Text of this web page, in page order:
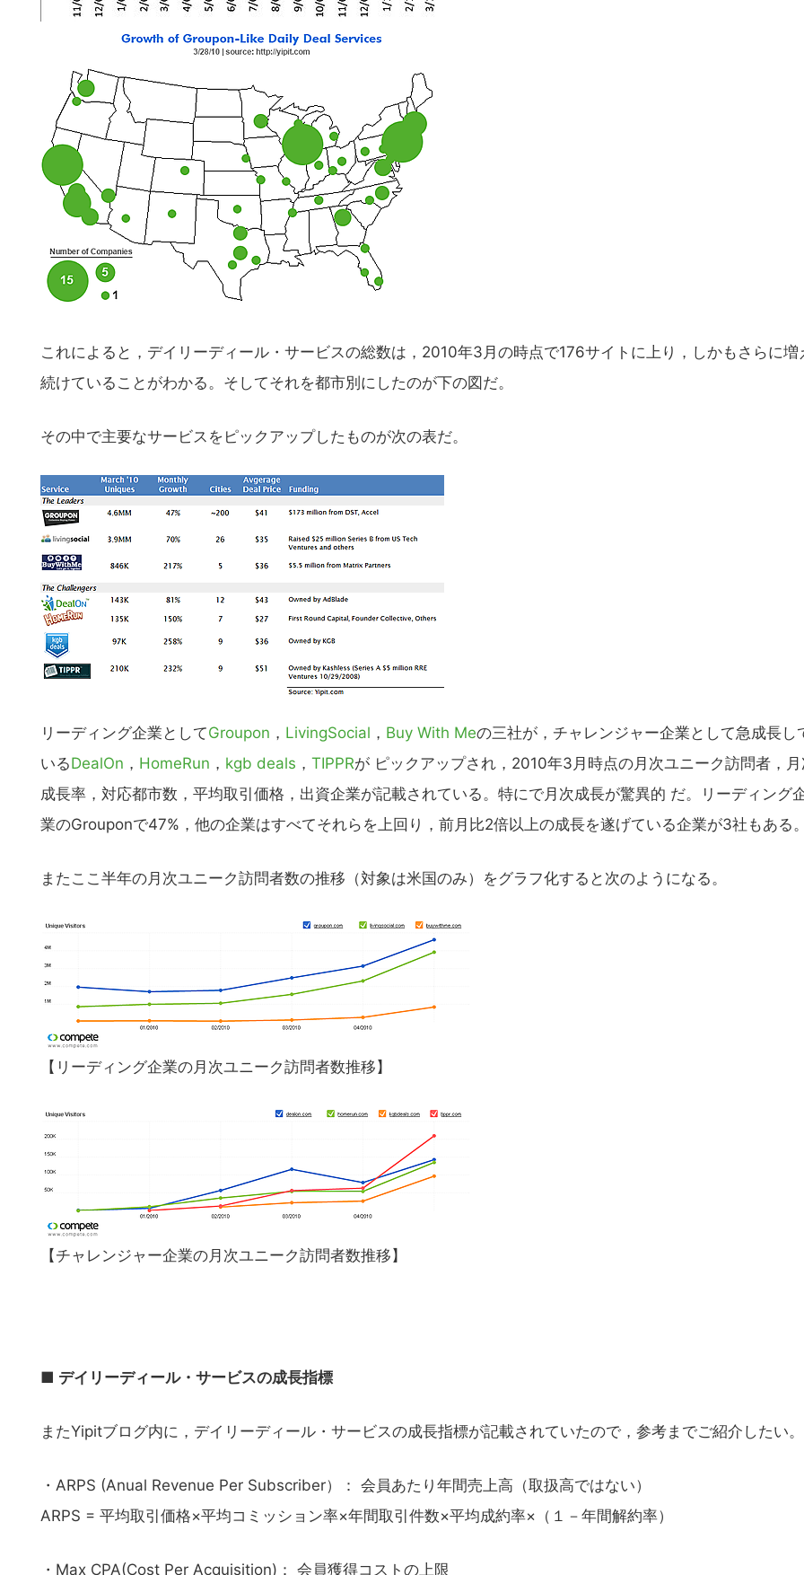
これによると，デイリーディール・サービスの総数は，2010年3月の時点で176サイトに上り，しかもさらに増
続けていることがわかる。そしてそれを都市別にしたのが下の図だ。
その中で主要なサービスをピックアップしたものが次の表だ。
リーディング企業としてGroupon ， LivingSocial ， Buy With Meの三社が，チャレンジャー企業として急成長し
いるDealOn ， HomeRun ， kgb deals ， TIPPRが ピックアップされ，2010年3月時点の月次ユニーク訪問者，
成長率，対応都市数，平均取引価格，出資企業が記載されている。特にで月次成長が驚異的 だ。リーディング
業のGrouponで47%，他の企業はすべてそれらを上回り，前月比2倍以上の成長を遂げている企業が3社もある
またここ半年の月次ユニーク訪問者数の推移（対象は米国のみ）をグラフ化すると次のようになる。
【リーディング企業の月次ユニーク訪問者数推移】
【チャレンジャー企業の月次ユニーク訪問者数推移】
■ デイリーディール・サービスの成長指標
またYipitブログ内に，デイリーディール・サービスの成長指標が記載されていたので，参考までご紹介したい。
・ARPS (Anual Revenue Per Subscriber）： 会員あたり年間売上高（取扱高ではない）
ARPS = 平均取引価格×平均コミッション率×年間取引件数×平均成約率×（１－年間解約率）
・Max CPA(Cost Per Acquisition)： 会員獲得コストの上限
こ
の
ト
を
検
る